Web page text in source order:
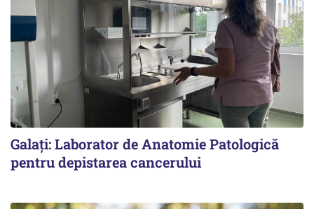
Galați: Laborator de Anatomie Patologică
pentru depistarea cancerului